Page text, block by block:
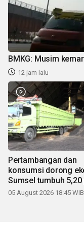
BMKG: Musim
12 jam lalu
Pertambangan dan
konsumsi dorong
Sumsel tumbuh 5,20
05 August 2026 18:45 WIB